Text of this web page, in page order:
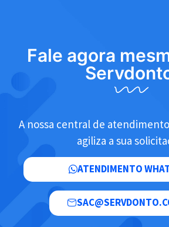
Fale agora
A nossa central de
agiliza a sua
ATENDIMENTO